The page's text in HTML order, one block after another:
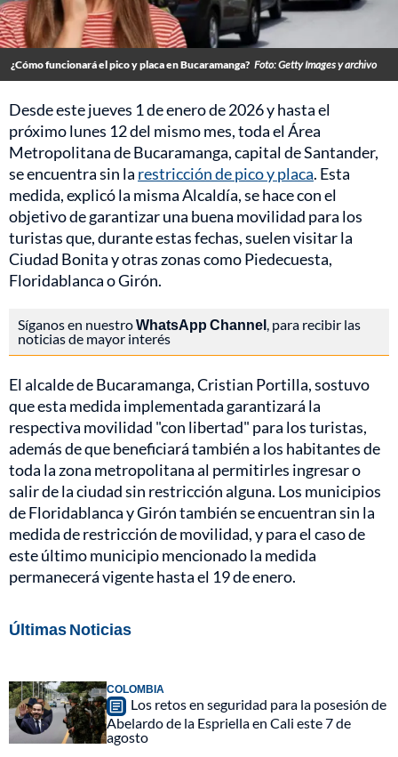
¿Cómo funcionará el pico y placa en Bucaramanga? Foto: Getty Images y archivo
Desde este jueves 1 de enero de 2026 y hasta el
próximo lunes 12 del mismo mes, toda el Área
Metropolitana de Bucaramanga, capital de Santander,
se encuentra sin la restricción de pico y placa. Esta
medida, explicó la misma Alcaldía, se hace con el
objetivo de garantizar una buena movilidad para los
turistas que, durante estas fechas, suelen visitar la
Ciudad Bonita y otras zonas como Piedecuesta,
Floridablanca o Girón.
Síganos en nuestroWhatsApp Channel, para recibir las
noticias de mayor interés
El alcalde de Bucaramanga, Cristian Portilla, sostuvo
que esta medida implementada garantizará la
respectiva movilidad "con libertad" para los turistas,
además de que beneficiará también a los habitantes de
toda la zona metropolitana al permitirles ingresar o
salir de la ciudad sin restricción alguna. Los municipios
de Floridablanca y Girón también se encuentran sin la
medida de restricción de movilidad, y para el caso de
este último municipio mencionado la medida
permanecerá vigente hasta el 19 de enero.
Últimas Noticias
COLOMBIA
Los retos en seguridad para la posesión de
Abelardo de la Espriella en Cali este 7 de
agosto